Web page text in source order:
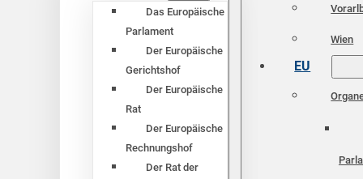
Das Europäische
Parlament
Der Europäische
Gerichtshof
Der Europäische
Rat
Der Europäische
Rechnungshof
Der Rat der
Wien
EU